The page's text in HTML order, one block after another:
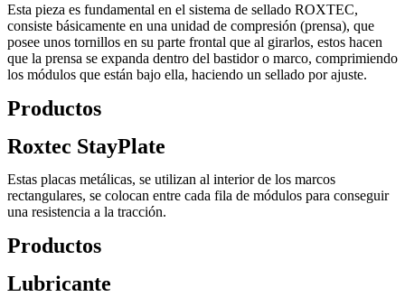
Esta pieza es fundamental en el sistema de sellado ROXTEC,
consiste básicamente en una unidad de compresión (prensa), que
posee unos tornillos en su parte frontal que al girarlos, estos hacen
que la prensa se expanda dentro del bastidor o marco, comprimiendo
los módulos que están bajo ella, haciendo un sellado por ajuste.
Productos
Roxtec StayPlate
Estas placas metálicas, se utilizan al interior de los marcos
rectangulares, se colocan entre cada fila de módulos para conseguir
una resistencia a la tracción.
Productos
Lubricante